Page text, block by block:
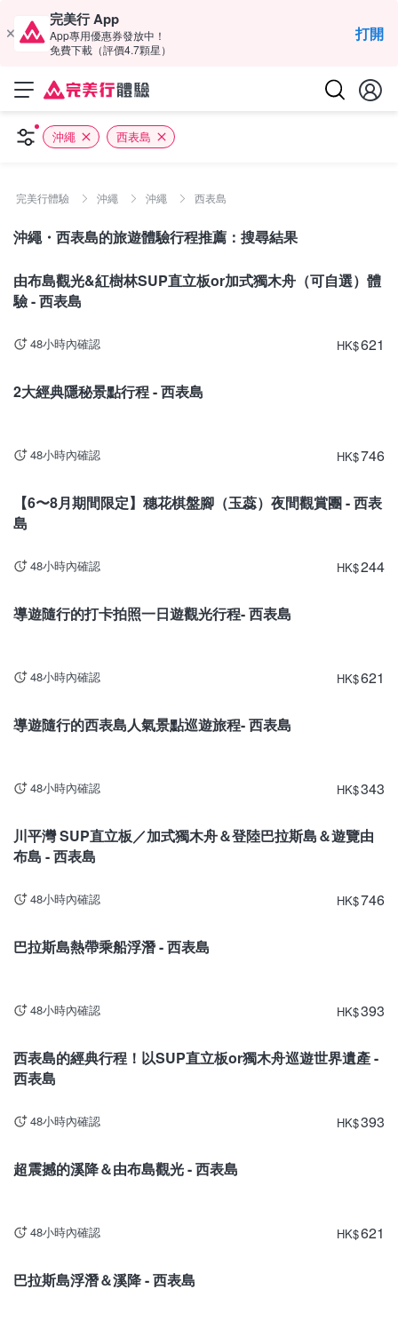
完美行 App
App專用優惠券發放中！
免費下載（評價4.7顆星）
打開
沖繩 西表島
完美行體驗 沖繩 沖繩 西表島
沖繩・西表島的旅遊體驗行程推薦：搜尋結果
沖繩
由布島觀光&紅樹林SUP直立板or加式獨木舟（可自選）體
驗 - 西表島
48小時內確認 HK$621
2大經典隱秘景點行程 - 西表島
48小時內確認 HK$746
【6〜8月期間限定】穗花棋盤腳（玉蕊）夜間觀賞團 - 西表
島
48小時內確認 HK$244
導遊隨行的打卡拍照一日遊觀光行程- 西表島
48小時內確認 HK$621
導遊隨行的西表島人氣景點巡遊旅程- 西表島
48小時內確認 HK$343
川平灣 SUP直立板／加式獨木舟＆登陸巴拉斯島＆遊覽由
布島 - 西表島
48小時內確認 HK$746
巴拉斯島熱帶乘船浮潛 - 西表島
48小時內確認 HK$393
西表島的經典行程！以SUP直立板or獨木舟巡遊世界遺產 -
西表島
48小時內確認 HK$393
超震撼的溪降＆由布島觀光 - 西表島
48小時內確認 HK$621
巴拉斯島浮潛＆溪降 - 西表島